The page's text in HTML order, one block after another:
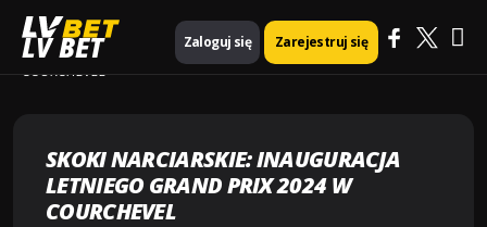
LV BET Zaloguj się Zarejestruj się
Strona główna
Skoki Narciarskie
SKOKI NARCIARSKIE: INAUGURACJA LETNIEGO GRAND PRIX 2024 W
COURCHEVEL
SKOKI NARCIARSKIE: INAUGURACJA
LETNIEGO GRAND PRIX 2024 W
COURCHEVEL